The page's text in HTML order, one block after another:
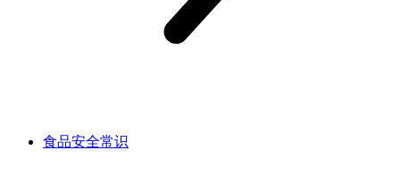
食品安全常识